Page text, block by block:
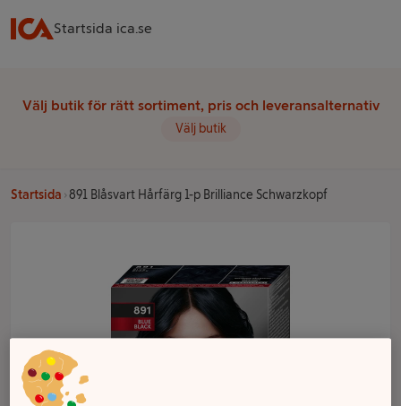
Startsida ica.se
Välj butik för rätt sortiment, pris och leveransalternativ
Välj butik
Startsida 891 Blåsvart Hårfärg 1-p Brilliance Schwarzkopf